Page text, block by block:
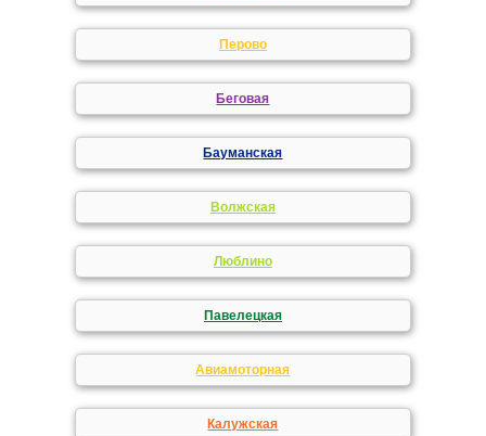
Перово
Беговая
Бауманская
Волжская
Люблино
Павелецкая
Авиамоторная
Калужская